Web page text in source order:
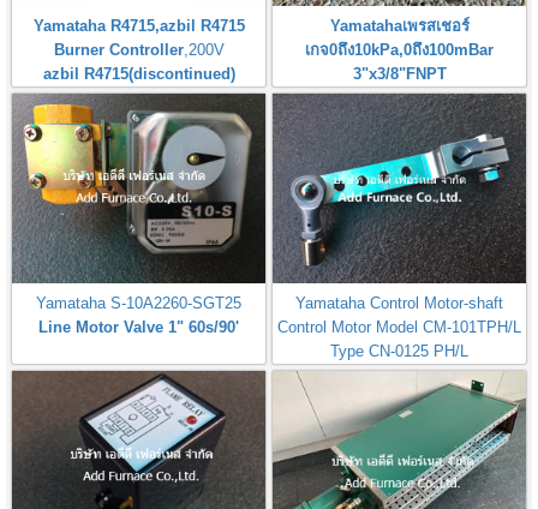
Yamataha R4715,azbil R4715
Burner Controller,200V
azbil R4715(discontinued)
Yamatahaเพรสเชอร์
เกจ0ถึง10kPa,0ถึง100mBar
3"x3/8"FNPT
Pressure Gauge 0-10kPa,0-
100mBar
Yamataha S-10A2260-SGT25
Line Motor Valve 1" 60s/90'
Yamataha Control Motor-shaft
Control Motor Model CM-101TPH/L
Type CN-0125 PH/L
MODEL-CM-101TPH/L-B7I